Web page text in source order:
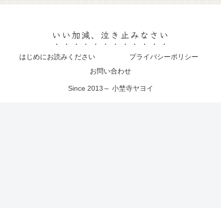
いい加減、泣き止みなさい
はじめにお読みください
プライバシーポリシー
お問い合わせ
Since 2013～ 小埜寺ヤヨイ